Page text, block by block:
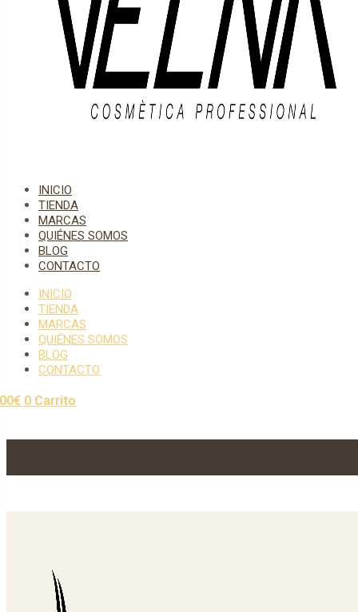
INICIO
TIENDA
MARCAS
QUIÉNES SOMOS
BLOG
CONTACTO
INICIO
TIENDA
MARCAS
QUIÉNES SOMOS
BLOG
CONTACTO
€ 0 Carrito